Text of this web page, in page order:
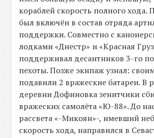
кораблей скорость полного хода.
был включён в состав отряда
поддержки. Совместно с
лодками «Днестр» и «Красная
поддерживал десантников 3-го
пехоты. Позже экипаж узнал:
подавили 2 вражеские батареи. В
деревни Дофиновка зенитчики
вражеских самолёта «Ю-88». До
рассвета «-Микоян»-, имевший
скорость хода, направился в